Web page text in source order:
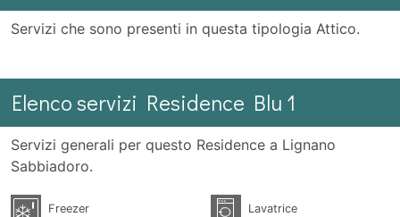
Servizi che sono presenti in questa tipologia Attico.
Elenco servizi Residence Blu 1
Servizi generali per questo Residence a Lignano
Sabbiadoro.
Freezer Lavatrice